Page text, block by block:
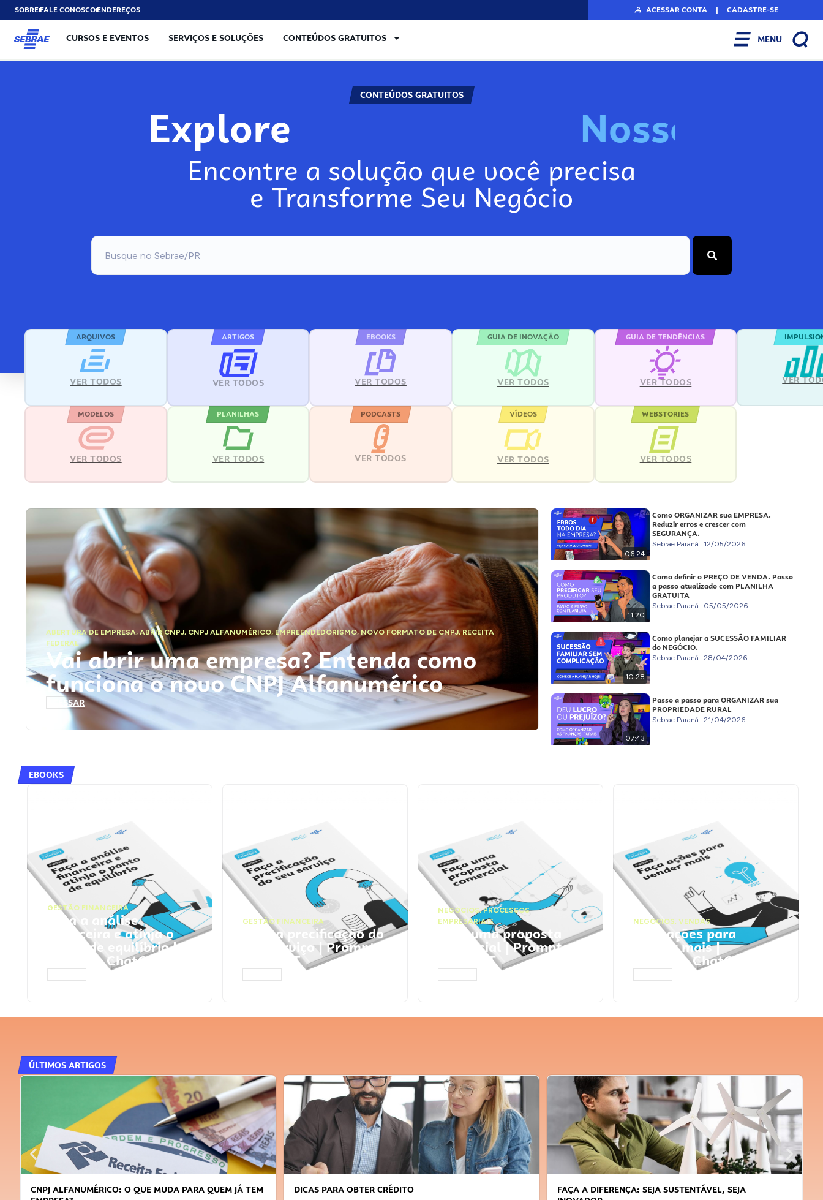
SOBREFALE CONOSCOENDEREÇOS ACESSAR CONTA | CADASTRE-SE
CURSOS E EVENTOS SERVIÇOS E SOLUÇÕES CONTEÚDOS GRATUITOS MENU
CONTEÚDOS GRATUITOS
Explore Nosso
Encontre a solução que você precisa
e Transforme Seu Negócio
ARQUIVOS
VER TODOS
ARTIGOS
VER TODOS
EBOOKS
VER TODOS
GUIA DE INOVAÇÃO
VER TODOS
GUIA DE TENDÊNCIAS
VER TODOS VER
MODELOS
VER TODOS
PLANILHAS
VER TODOS
PODCASTS
VER TODOS
VÍDEOS
VER TODOS
WEBSTORIES
VER TODOS
ABERTURA DE EMPRESA,ABRIR CNPJ, CNPJ ALFANUMÉRICO, EMPREENDEDORISMO,NOVO FORMATO DE CNPJ,RECEITA
FEDERAL
Vai abrir uma empresa? Entenda como
funciona o novo CNPJ Alfanumérico
ACESSAR
06:24
Como ORGANIZAR sua EMPRESA.
Reduzir erros e crescer com
SEGURANÇA.
Sebrae Paraná 12/05/2026
11:20
Como definir o PREÇO DE VENDA. Passo
a passo atualizado com PLANILHA
GRATUITA
Sebrae Paraná 05/05/2026
10:28
Como planejar a SUCESSÃO FAMILIAR
do NEGÓCIO.
Sebrae Paraná 28/04/2026
07:43
Passo a passo para ORGANIZAR sua
PROPRIEDADE RURAL
Sebrae Paraná 21/04/2026
EBOOKS
GESTÃO FINANCEIRA
Faça a análise
financeira e atinja o
ponto de equilíbrio |
Prompts ChatGPT
GESTÃO FINANCEIRA
Faça a precificação do
seu serviço | Prompts
ChatGPT
NEGÓCIOS,PROCESSOS
EMPRESARIAIS
Faça uma proposta
comercial | Prompts
ChatGPT
NEGÓCIOS, VENDAS
Faça ações para
vender mais |
Prompts ChatGPT
ÚLTIMOS ARTIGOS
CNPJ ALFANUMÉRICO: O QUE MUDA PARA QUEM JÁ TEM
DICAS PARA OBTER CRÉDITO
FAÇA A DIFERENÇA: SEJA SUSTENTÁVEL, SEJA